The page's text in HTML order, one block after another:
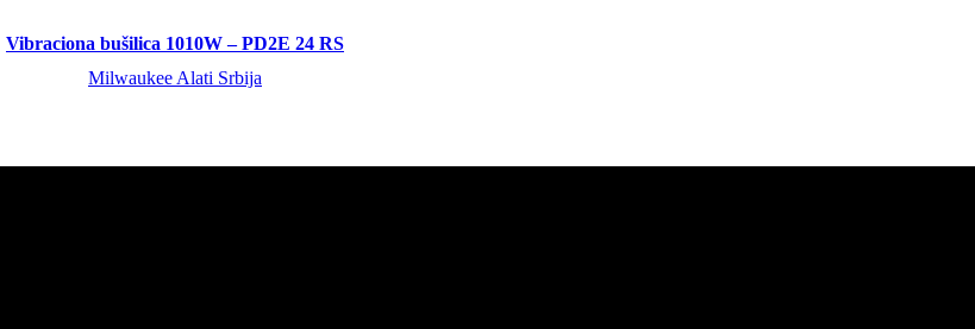
Vibraciona bušilica 1010W – PD2E 24 RS
Milwaukee Alati Srbija